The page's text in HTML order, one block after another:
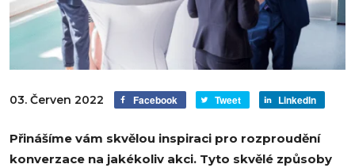
03. Červen 2022 Facebook Tweet LinkedIn
Přinášíme vám skvělou inspiraci pro rozproudění
konverzace na jakékoliv akci. Tyto skvělé způsoby